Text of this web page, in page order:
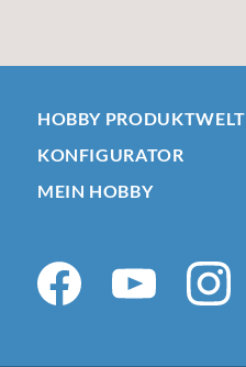
HOBBY PRODUKTWELT
KONFIGURATOR
MEIN HOBBY